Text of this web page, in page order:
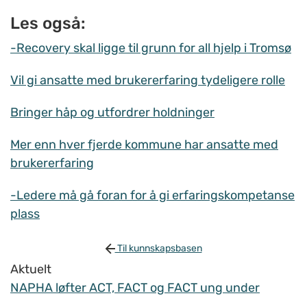
Les også:
-Recovery skal ligge til grunn for all hjelp i Tromsø
Vil gi ansatte med brukererfaring tydeligere rolle
Bringer håp og utfordrer holdninger
Mer enn hver fjerde kommune har ansatte med
brukererfaring
-Ledere må gå foran for å gi erfaringskompetanse
plass
Til kunnskapsbasen
Aktuelt
NAPHA løfter ACT, FACT og FACT ung under